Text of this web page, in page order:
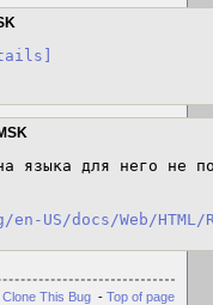
для него не
US/docs/Web/
Clone This Bug - Top of page